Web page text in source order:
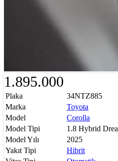
1.895.000
Plaka
34NTZ885
Marka
Toyota
Model
Corolla
Model Tipi
1.8 Hybrid
Model Yılı
2025
Yakıt Tipi
Hibrit